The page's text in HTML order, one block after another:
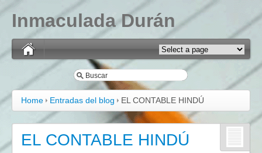
Inmaculada Durán
Home Entradas del blog EL CONTABLE HINDÚ
EL CONTABLE HINDÚ